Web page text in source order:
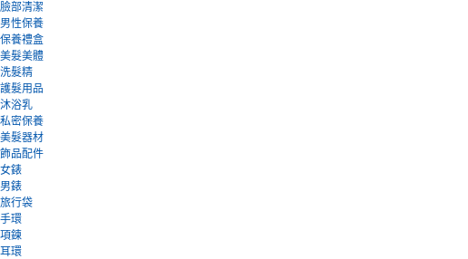
臉部清潔
男性保養
保養禮盒
美髮美體
洗髮精
護髮用品
沐浴乳
私密保養
美髮器材
飾品配件
女錶
男錶
旅行袋
手環
項鍊
耳環